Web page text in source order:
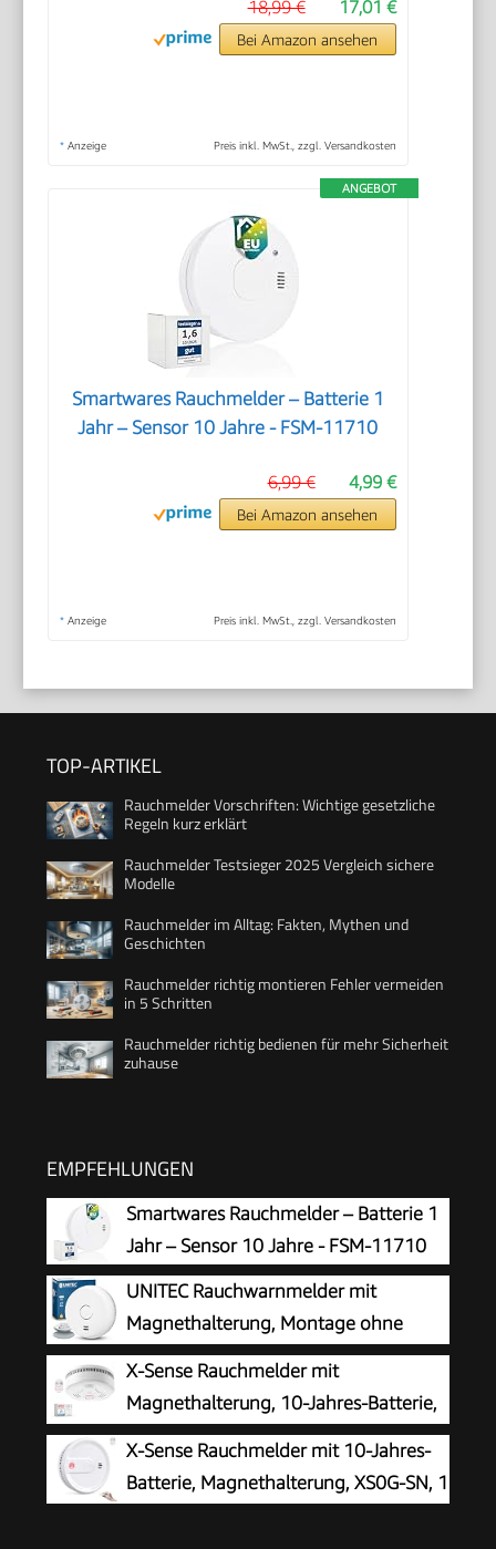
17,01 €
18,99 €
Bei Amazon ansehen
* Anzeige Preis inkl. MwSt., zzgl. Versandkosten
ANGEBOT
Smartwares Rauchmelder – Batterie 1
Jahr – Sensor 10 Jahre - FSM-11710
4,99 €
6,99 €
Bei Amazon ansehen
* Anzeige Preis inkl. MwSt., zzgl. Versandkosten
TOP-ARTIKEL
Rauchmelder Vorschriften: Wichtige gesetzliche
Regeln kurz erklärt
Rauchmelder Testsieger 2025 Vergleich sichere
Modelle
Rauchmelder im Alltag: Fakten, Mythen und
Geschichten
Rauchmelder richtig montieren Fehler vermeiden
in 5 Schritten
Rauchmelder richtig bedienen für mehr Sicherheit
zuhause
EMPFEHLUNGEN
Smartwares Rauchmelder – Batterie 1
Jahr – Sensor 10 Jahre - FSM-11710
UNITEC Rauchwarnmelder mit
Magnethalterung, Montage ohne
Werkzeug und Bohren, mit starken 3M
Klebepads für sicheren Halt, mit LED-
Funktionsanzeige, Alarm bei Rauchentwicklung
mit 85 dB
X-Sense Rauchmelder mit
Magnethalterung, 10-Jahres-Batterie,
SD11, 1 Stück
X-Sense Rauchmelder mit 10-Jahres-
Batterie, Magnethalterung, XS0G-SN, 1